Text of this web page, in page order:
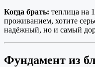
Когда брать: теплица на
проживанием, хотите
надёжный, но и самый
Фундамент из